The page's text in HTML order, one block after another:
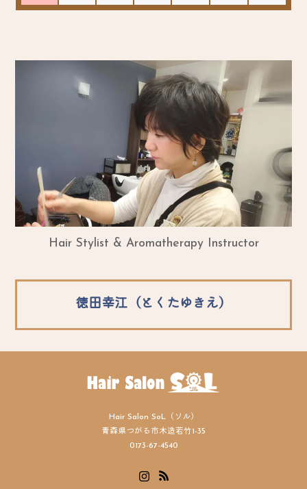
Hair Stylist & Aromatherapy Instructor
徳田幸江（とくたゆきえ）
Hair Salon SoL（ソル）
青森県つがる市木造若竹1-35
0173-67-4540